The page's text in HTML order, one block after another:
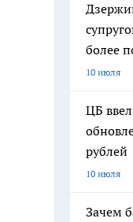
более
10 июля
ЦБ
рублей
10 июля
Зачем